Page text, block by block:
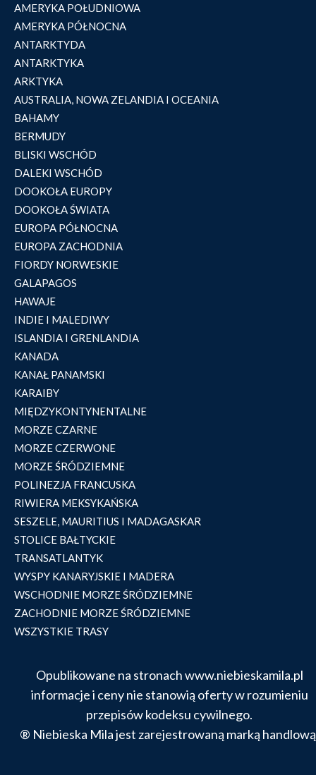
AMERYKA POŁUDNIOWA
AMERYKA PÓŁNOCNA
ANTARKTYDA
ANTARKTYKA
ARKTYKA
AUSTRALIA, NOWA ZELANDIA I OCEANIA
BAHAMY
BERMUDY
BLISKI WSCHÓD
DALEKI WSCHÓD
DOOKOŁA EUROPY
DOOKOŁA ŚWIATA
EUROPA PÓŁNOCNA
EUROPA ZACHODNIA
FIORDY NORWESKIE
GALAPAGOS
HAWAJE
INDIE I MALEDIWY
ISLANDIA I GRENLANDIA
KANADA
KANAŁ PANAMSKI
KARAIBY
MIĘDZYKONTYNENTALNE
MORZE CZARNE
MORZE CZERWONE
MORZE ŚRÓDZIEMNE
POLINEZJA FRANCUSKA
RIWIERA MEKSYKAŃSKA
SESZELE, MAURITIUS I MADAGASKAR
STOLICE BAŁTYCKIE
TRANSATLANTYK
WYSPY KANARYJSKIE I MADERA
WSCHODNIE MORZE ŚRÓDZIEMNE
ZACHODNIE MORZE ŚRÓDZIEMNE
WSZYSTKIE TRASY
Opublikowane na stronach www.niebieskamila.pl
informacje i ceny nie stanowią oferty w rozumieniu
przepisów kodeksu cywilnego.
® Niebieska Mila jest zarejestrowaną marką